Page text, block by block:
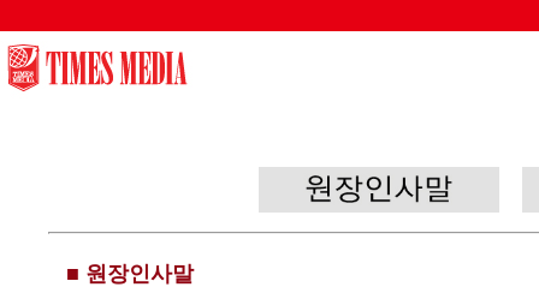
■ 원장인사말